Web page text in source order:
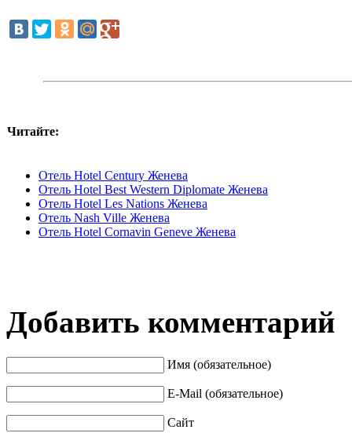
Читайте:
Отель Hotel Century Женева
Отель Hotel Best Western Diplomate Женева
Отель Hotel Les Nations Женева
Отель Nash Ville Женева
Отель Hotel Cornavin Geneve Женева
Добавить комментарий
Имя (обязательное)
E-Mail (обязательное)
Сайт